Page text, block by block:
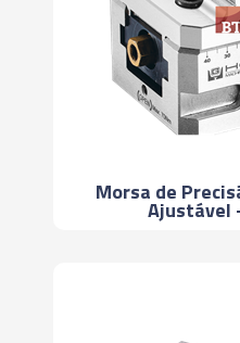
Morsa de
Ajustável